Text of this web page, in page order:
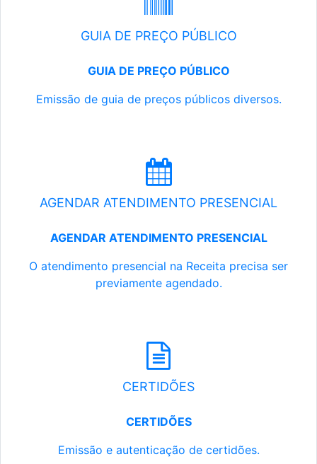
GUIA DE PREÇO PÚBLICO
GUIA DE PREÇO PÚBLICO
Emissão de guia de preços públicos diversos.
AGENDAR ATENDIMENTO PRESENCIAL
AGENDAR ATENDIMENTO PRESENCIAL
O atendimento presencial na Receita precisa ser
previamente agendado.
CERTIDÕES
CERTIDÕES
Emissão e autenticação de certidões.